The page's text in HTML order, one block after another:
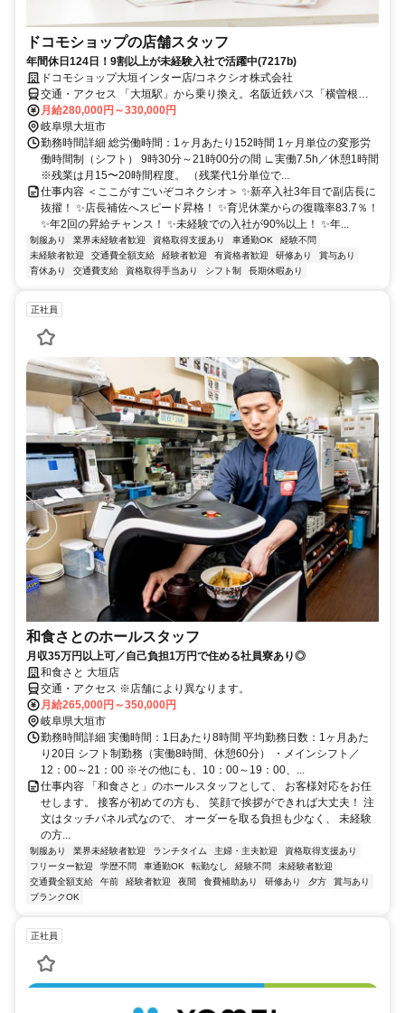
ドコモショップの店舗スタッフ
年間休日124日！9割以上が未経験入社で活躍中(7217b)
ドコモショップ大垣インター店/コネクシオ株式会社
交通・アクセス 「大垣駅」から乗り換え。名阪近鉄バス「横曽根工
業団地口」下車、徒歩3分
月給280,000円～330,000円
岐阜県大垣市
勤務時間詳細 総労働時間：1ヶ月あたり152時間 1ヶ月単位の変形労
働時間制（シフト） 9時30分～21時00分の間 ∟実働7.5h／休憩1時間
※残業は月15〜20時間程度。 （残業代1分単位で...
仕事内容 ＜ここがすごいぞコネクシオ＞ ✨新卒入社3年目で副店長に
抜擢！ ✨店長補佐へスピード昇格！ ✨育児休業からの復職率83.7％！
✨年2回の昇給チャンス！ ✨未経験での入社が90%以上！ ✨年...
制服あり 業界未経験者歓迎 資格取得支援あり 車通勤OK
経験不問
未経験者歓迎
交通費全額支給 経験者歓迎 有資格者歓迎 研修あり
賞与あり
育休あり
交通費支給 資格取得手当あり シフト制 長期休暇あり
正社員
和食さとのホールスタッフ
月収35万円以上可／自己負担1万円で住める社員寮あり◎
和食さと 大垣店
交通・アクセス ※店舗により異なります。
月給265,000円～350,000円
岐阜県大垣市
勤務時間詳細 実働時間：1日あたり8時間 平均勤務日数：1ヶ月あた
り20日 シフト制勤務（実働8時間、休憩60分） ・メインシフト／
12：00～21：00 ※その他にも、10：00～19：00、...
仕事内容 「和食さと」のホールスタッフとして、 お客様対応をお任
せします。 接客が初めての方も、 笑顔で挨拶ができれば大丈夫！ 注
文はタッチパネル式なので、 オーダーを取る負担も少なく、 未経験
の方...
制服あり 業界未経験者歓迎 ランチタイム 主婦・主夫歓迎
資格取得支援あり
フリーター歓迎
学歴不問 車通勤OK 転勤なし 経験不問
未経験者歓迎
交通費全額支給
午前 経験者歓迎 夜間 食費補助あり 研修あり 夕方
賞与あり
ブランクOK
正社員